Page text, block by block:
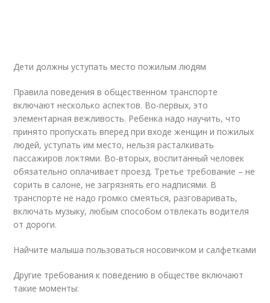
Дети должны уступать место пожилым людям
Правила поведения в общественном транспорте
включают несколько аспектов. Во-первых, это
элементарная вежливость. Ребенка надо научить, что
принято пропускать вперед при входе женщин и пожилых
людей, уступать им место, нельзя расталкивать
пассажиров локтями. Во-вторых, воспитанный человек
обязательно оплачивает проезд. Третье требование – не
сорить в салоне, не загрязнять его надписями. В
транспорте не надо громко смеяться, разговаривать,
включать музыку, любым способом отвлекать водителя
от дороги.
Найчите малыша пользоваться носовичком и салфетками
Другие требования к поведению в обществе включают
такие моменты: